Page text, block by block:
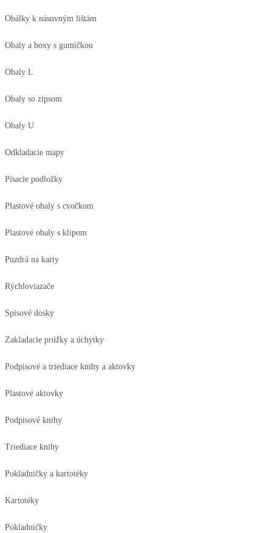
Obálky k násuvným lištám
Obaly a boxy s gumičkou
Obaly L
Obaly so zipsom
Obaly U
Odkladacie mapy
Písacie podložky
Plastové obaly s cvočkom
Plastové obaly s klipom
Puzdrá na karty
Rýchloviazače
Spisové dosky
Zakladacie prúžky a úchytky
Podpisové a triediace knihy a aktovky
Plastové aktovky
Podpisové knihy
Triediace knihy
Pokladničky a kartotéky
Kartotéky
Pokladničky